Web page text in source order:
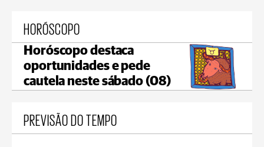
HORÓSCOPO
Horóscopo destaca
oportunidades e pede
cautela neste sábado (08)
PREVISÃO DO TEMPO